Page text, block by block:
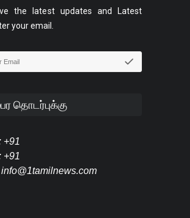
the latest updates and Latest
your email.
தொடர்புக்கு
+91
+91
info@1tamilnews.com